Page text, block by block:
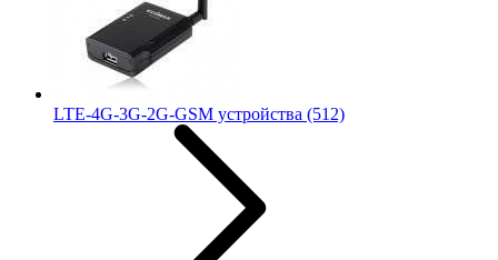
LTE-4G-3G-2G-GSM устройства (512)